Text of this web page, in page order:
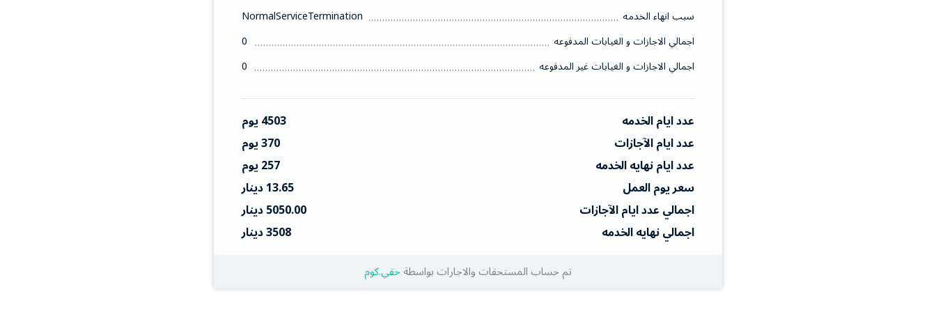
سبب انهاء الخدمه
NormalServiceTermination
اجمالي الاجازات و الغيابات المدفوعه
0
اجمالي الاجازات و الغيابات غير المدفوعه
0
عدد ايام الخدمه
4503 يوم
عدد ايام الآجازات
370 يوم
عدد ايام نهايه الخدمه
257 يوم
سعر يوم العمل
13.65 دينار
اجمالي عدد ايام الآجازات
5050.00 دينار
اجمالي نهايه الخدمه
3508 دينار
تم حساب المستحقات والاجارات بواسطةحقي.كوم